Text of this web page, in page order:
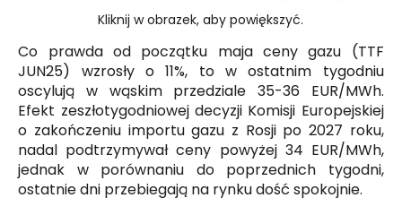
Kliknij w obrazek, aby powiększyć.
Co prawda od początku maja ceny gazu (TTF
JUN25) wzrosły o 11%, to w ostatnim tygodniu
oscylują w wąskim przedziale 35-36 EUR/MWh.
Efekt zeszłotygodniowej decyzji Komisji Europejskiej
o zakończeniu importu gazu z Rosji po 2027 roku,
nadal podtrzymywał ceny powyżej 34 EUR/MWh,
jednak w porównaniu do poprzednich tygodni,
ostatnie dni przebiegają na rynku dość spokojnie.